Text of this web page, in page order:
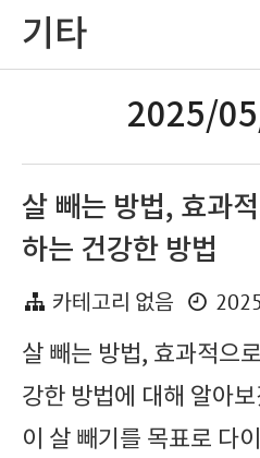
기타
2025/
살 빼는 방법, 효과
하는 건강한 방법
카테고리 없음
살 빼는 방법, 효과적으
강한 방법에 대해 알아
이 살 빼기를 목표로 다